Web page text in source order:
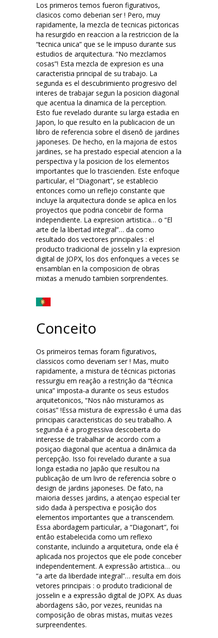
Los primeros temos fueron figurativos,
clasicos como deberian ser ! Pero, muy
rapidamente, la mezcla de tecnicas pictoricas
ha resurgido en reaccion a la restriccion de la
“tecnica unica” que se le impuso durante sus
estudios de arquitectura. “No mezclamos
cosas”! Esta mezcla de expresion es una
caracteristia principal de su trabajo. La
segunda es el descubrimiento progresivo del
interes de trabajar segun la posicion diagonal
que acentua la dinamica de la perception.
Esto fue revelado durante su larga estadia en
Japon, lo que resulto en la publicacion de un
libro de referencia sobre el disenô de jardines
japoneses. De hecho, en la majoria de estos
jardines, se ha prestado especial atencion a la
perspectiva y la posicion de los elementos
importantes que lo trascienden. Este enfoque
particular, el “Diagonart”, se establecio
entonces como un reflejo constante que
incluye la arquitectura donde se aplica en los
proyectos que podria concebir de forma
independiente. La expresion artistica… o “El
arte de la libertad integral”… da como
resultado dos vectores principales : el
producto tradicional de josselin y la expresion
digital de JOPX, los dos enfonques a veces se
ensamblan en la composicion de obras
mixtas a menudo tambien sorprendentes.
Conceito
Os primeiros temas foram figurativos,
classicos como deveriam ser ! Mas, muito
rapidamente, a mistura de técnicas pictorias
ressurgiu em reaçâo a restriçâo da “técnica
unica” imposta-a durante os seus estudos
arquitetonicos, “Nos nâo misturamos as
coisas” !Essa mistura de expressâo é uma das
principais caracteristicas do seu trabalho. A
segunda é a progressiva descoberta do
interesse de trabalhar de acordo com a
posiçao diagonal que acentua a dinâmica da
percepçâo. Isso foi revelado durante a sua
longa estadia no Japâo que resultou na
publicaçâo de um livro de referencia sobre o
design de jardins japoneses. De fato, na
maioria desses jardins, a atençao especial ter
sido dada à perspectiva e posiçâo dos
elementos importantes que a transcendem.
Essa abordagem particular, a “Diagonart”, foi
entâo estabelecida como um reflexo
constante, incluindo a arquitetura, onde ela é
aplicada nos projectos que ele pode conceber
independentement. A expressâo artistica… ou
“a arte da liberdade integral”… resulta em dois
vetores principais : o produto tradicional de
josselin e a expressâo digital de JOPX. As duas
abordagens sâo, por vezes, reunidas na
composiçâo de obras mistas, muitas vezes
surpreendentes.